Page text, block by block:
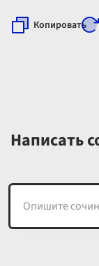
Копировать
Написать